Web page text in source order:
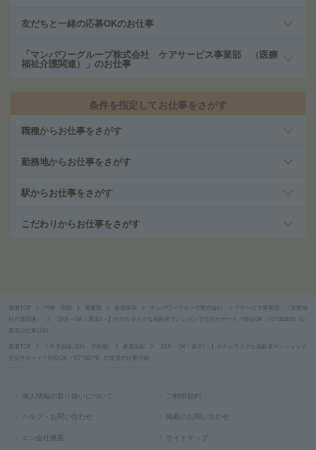
友だちと一緒の応募OKのお仕事
「マンパワーグループ株式会社 ケアサービス事業部 （医療
福祉介護関連）」のお仕事
条件を指定してお仕事をさがす
職種からお仕事をさがす
勤務地からお仕事をさがす
駅からお仕事をさがす
こだわりからお仕事をさがす
派遣TOP 中国・四国 愛媛県 新居浜市
マンパワーグループ株式会社 ケアサービス事業部 （医療福
祉介護関連）
【8月～OK！週3日～】ホテルライクな高齢者マンションで生活サポート＊時短OK（107182019）の
派遣の仕事詳細
派遣TOP ＪＲ予讃線(高松－宇和島) 多喜浜駅
【8月～OK！週3日～】ホテルライクな高齢者マンションで
生活サポート＊時短OK（107182019）の派遣の仕事詳細
個人情報の取り扱いについて ご利用規約
ヘルプ・お問い合わせ 掲載のお問い合わせ
エン会社概要 サイトマップ